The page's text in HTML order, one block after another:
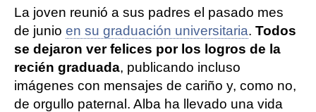
La joven reunió a sus padres el pasado mes
de junio en su graduación universitaria. Todos
se dejaron ver felices por los logros de la
recién graduada, publicando incluso
imágenes con mensajes de cariño y, como no,
de orgullo paternal. Alba ha llevado una vida